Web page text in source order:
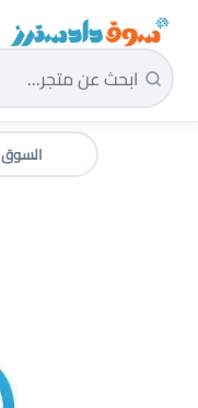
سوق دادسترز الرئيسية
السوق